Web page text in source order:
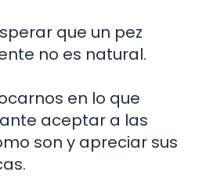
que un pez
no es natural.
en lo que
aceptar a las
son y apreciar sus